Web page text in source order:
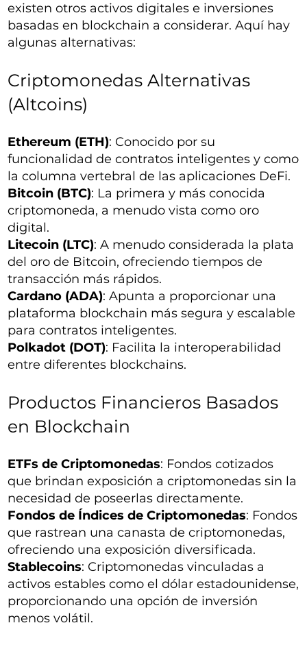
existen otros activos digitales e inversiones
basadas en blockchain a considerar. Aquí hay
algunas alternativas:
Criptomonedas Alternativas
(Altcoins)
Ethereum (ETH): Conocido por su
funcionalidad de contratos inteligentes y como
la columna vertebral de las aplicaciones DeFi.
Bitcoin (BTC): La primera y más conocida
criptomoneda, a menudo vista como oro
digital.
Litecoin (LTC): A menudo considerada la plata
del oro de Bitcoin, ofreciendo tiempos de
transacción más rápidos.
Cardano (ADA): Apunta a proporcionar una
plataforma blockchain más segura y escalable
para contratos inteligentes.
Polkadot (DOT): Facilita la interoperabilidad
entre diferentes blockchains.
Productos Financieros Basados
en Blockchain
ETFs de Criptomonedas: Fondos cotizados
que brindan exposición a criptomonedas sin la
necesidad de poseerlas directamente.
Fondos de Índices de Criptomonedas: Fondos
que rastrean una canasta de criptomonedas,
ofreciendo una exposición diversificada.
Stablecoins: Criptomonedas vinculadas a
activos estables como el dólar estadounidense,
proporcionando una opción de inversión
menos volátil.